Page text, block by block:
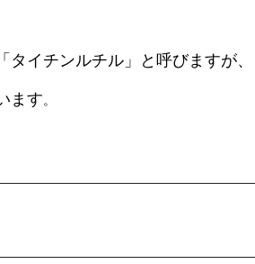
タイチンルチル」と呼びますが
ます。